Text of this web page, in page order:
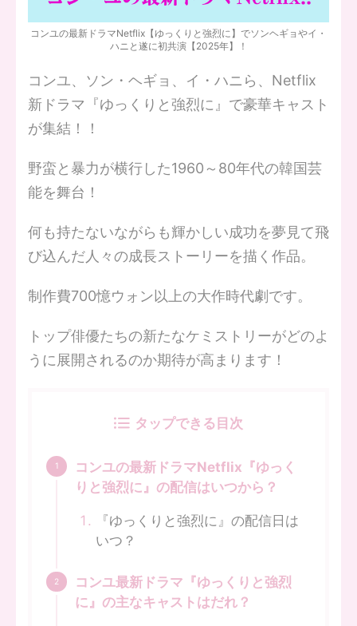
コンユの最新ドラマNetflix【ゆっくりと強烈に】でソンヘギョやイ・
ハニと遂に初共演【2025年】！
コンユ、ソン・ヘギョ、イ・ハニら、Netflix
新ドラマ『ゆっくりと強烈に』で豪華キャスト
が集結！！
野蛮と暴力が横行した1960～80年代の韓国芸
能を舞台！
何も持たないながらも輝かしい成功を夢見て飛
び込んだ人々の成長ストーリーを描く作品。
制作費700憶ウォン以上の大作時代劇です。
トップ俳優たちの新たなケミストリーがどのよ
うに展開されるのか期待が高まります！
タップできる目次
コンユの最新ドラマNetflix『ゆっく
りと強烈に』の配信はいつから？
『ゆっくりと強烈に』の配信日は
いつ？
コンユ最新ドラマ『ゆっくりと強烈
に』の主なキャストはだれ？